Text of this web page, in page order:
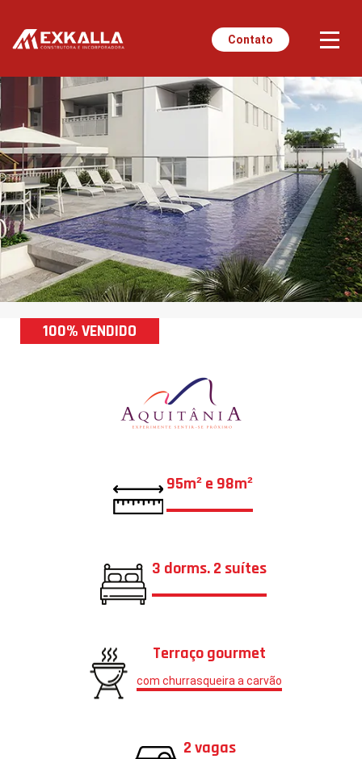
Contato
100% VENDIDO
95m² e 98m²
3 dorms. 2 suítes
Terraço gourmet
com churrasqueira a carvão
2 vagas